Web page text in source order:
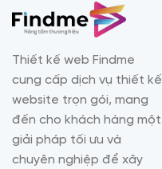
Thiết kế web Findme
cung cấp dịch vụ thiết kế
website trọn gói, mang
đến cho khách hàng một
giải pháp tối ưu và
chuyên nghiệp để xây